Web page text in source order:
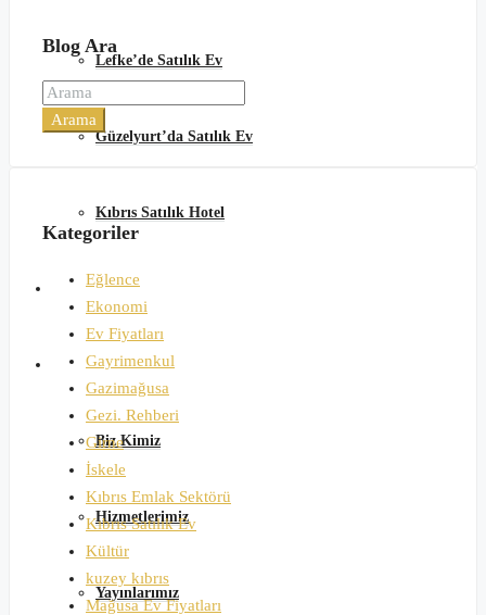
Lefke’de Satılık Ev
Güzelyurt’da Satılık Ev
Kıbrıs Satılık Hotel
Günlük Kiralık
Hakkımızda
Biz Kimiz
Hizmetlerimiz
Yayınlarımız
Blog Ara
Arama
Kategoriler
Eğlence
Ekonomi
Ev Fiyatları
Gayrimenkul
Gazimağusa
Gezi. Rehberi
Girne
İskele
Kıbrıs Emlak Sektörü
Kıbrıs Satılık Ev
Kültür
kuzey kıbrıs
Mağusa Ev Fiyatları